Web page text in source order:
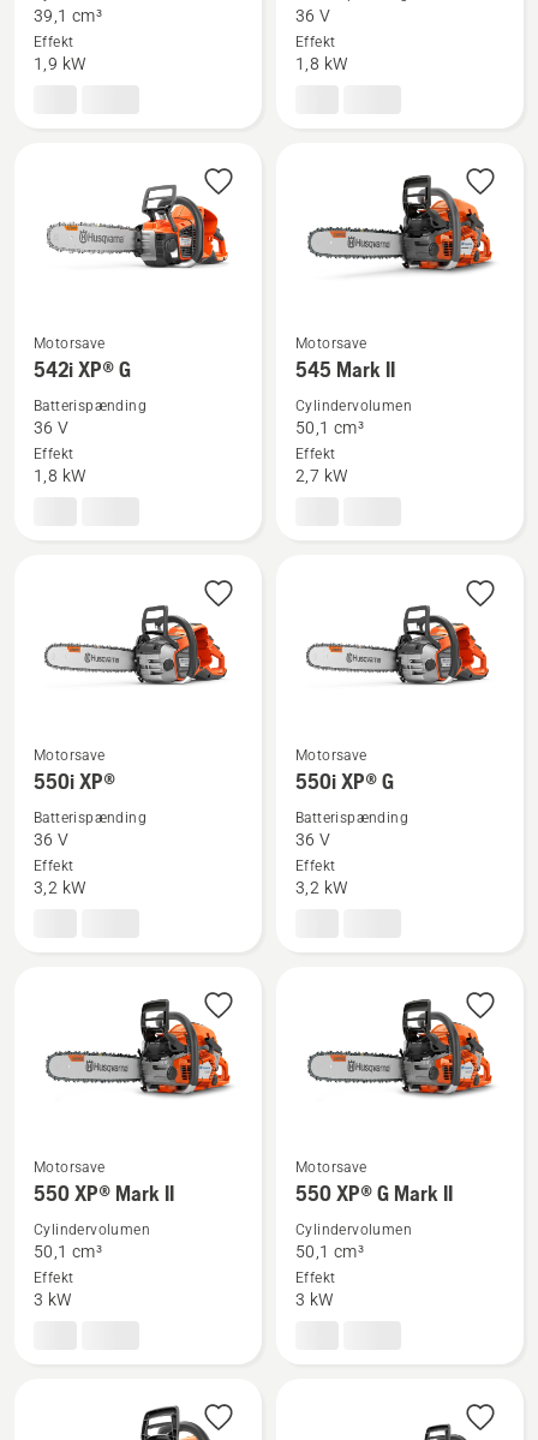
om
540 XP®
39,1 cm³
Effekt
1,9 kW
om
542i
36 V
Effekt
1,8 kW
Se
flere
detaljer
542i
Motorsave
542i XP® G
Batterispænding
36 V
Effekt
1,8 kW
Se
flere
detaljer
545
Motorsave
545 Mark II
Cylindervolumen
50,1 cm³
Effekt
2,7 kW
Se
flere
detaljer
550i
Motorsave
550i XP®
Batterispænding
36 V
Effekt
3,2 kW
Se
flere
detaljer
550i
Motorsave
550i XP® G
Batterispænding
36 V
Effekt
3,2 kW
Se
flere
detaljer
550 XP®
Motorsave
550 XP® Mark II
Cylindervolumen
50,1 cm³
Effekt
3 kW
Se
flere
detaljer
550 XP®
Motorsave
550 XP® G Mark II
Cylindervolumen
50,1 cm³
Effekt
3 kW